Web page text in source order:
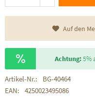
Auf den
Achtung:5%
Artikel-Nr.:
BG-40464
EAN:
4250023495086